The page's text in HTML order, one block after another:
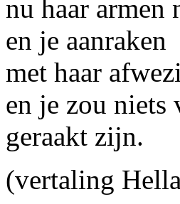
nu haar armen
en je aanraken
met haar
en je zou niets
geraakt zijn.
(vertaling